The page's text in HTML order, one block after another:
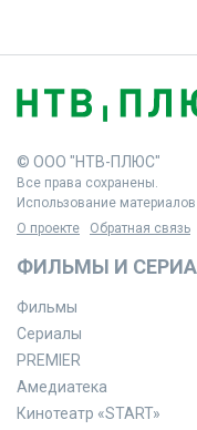
© ООО "НТВ-ПЛЮС"
Все права сохранены.
Использование
О проекте
Обратная связь
ФИЛЬМЫ И
Фильмы
Сериалы
PREMIER
Амедиатека
Кинотеатр «START»